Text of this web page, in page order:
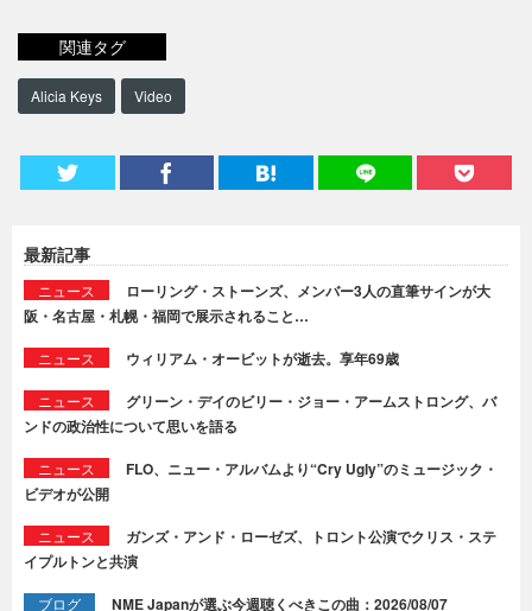
関連タグ
Alicia Keys Video
最新記事
ニュース
ローリング・ストーンズ、メンバー3人の直筆サインが大
阪・名古屋・札幌・福岡で展示されること…
ニュース ウィリアム・オービットが逝去。享年69歳
ニュース
グリーン・デイのビリー・ジョー・アームストロング、バ
ンドの政治性について思いを語る
ニュース
FLO、ニュー・アルバムより“Cry Ugly”のミュージック・
ビデオが公開
ニュース
ガンズ・アンド・ローゼズ、トロント公演でクリス・ステ
イプルトンと共演
ブログ NME Japanが選ぶ今週聴くべきこの曲：2026/08/07